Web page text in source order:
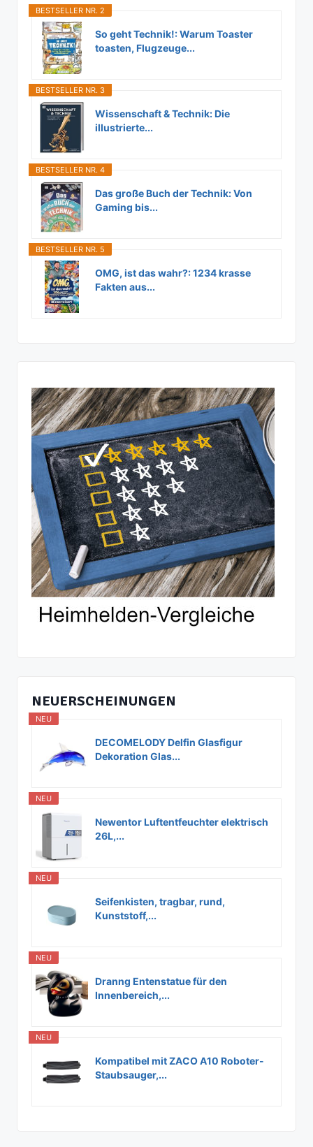
BESTSELLER NR. 2
So geht Technik!: Warum Toaster
toasten, Flugzeuge...
BESTSELLER NR. 3
Wissenschaft & Technik: Die
illustrierte...
BESTSELLER NR. 4
Das große Buch der Technik: Von
Gaming bis...
BESTSELLER NR. 5
OMG, ist das wahr?: 1234 krasse
Fakten aus...
NEUERSCHEINUNGEN
NEU
DECOMELODY Delfin Glasfigur
Dekoration Glas...
NEU
Newentor Luftentfeuchter elektrisch
26L,...
NEU
Seifenkisten, tragbar, rund,
Kunststoff,...
NEU
Dranng Entenstatue für den
Innenbereich,...
NEU
Kompatibel mit ZACO A10 Roboter-
Staubsauger,...